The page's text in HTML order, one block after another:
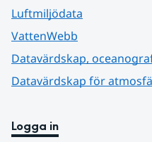
Luftmiljödata
VattenWebb
Datavärdskap,
Datavärdskap för
Logga in